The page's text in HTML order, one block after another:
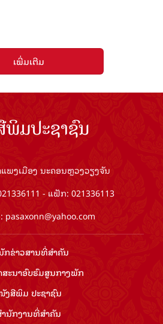
ເພີ່ມເຕີມ
ມປະຊາຊົນ
ພງເມືອງ ນະຄອນຫຼວງວຽງຈັນ
- ແຟັກ: 021336113
pasaxonn@yahoo.com
ກ​ຂ່າວ​ສານ​ທີ່​ສຳ​ຄັນ​
ສະນາອົບຮົມ​ສູນ​ກາງ​ພັກ
ສືພິມ ປະ​ຊາ​ຊົນ
ຳ​ນັກ​ງານ​ທີ່​ສຳ​ຄັນ